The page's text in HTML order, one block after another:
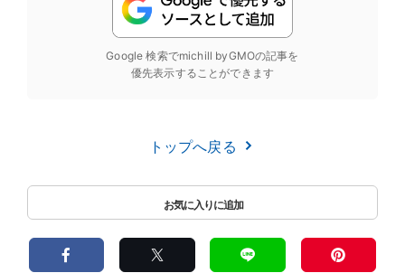
Google 検索でmichill byGMOの記事を
優先表示することができます
トップへ戻る